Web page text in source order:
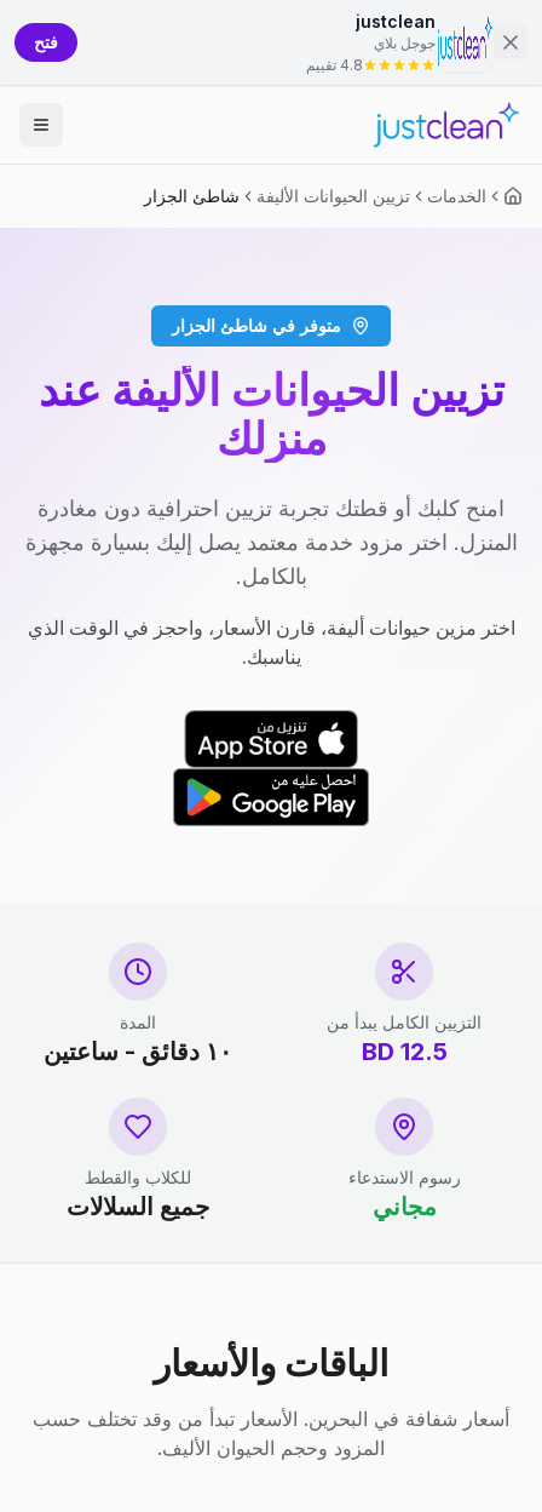
justclean
جوجل بلاي
4.8 تقييم
فتح
الخدمات تزيين الحيوانات الأليفة شاطئ الجزار
متوفر في شاطئ الجزار
تزيين الحيوانات الأليفة عند
منزلك
امنح كلبك أو قطتك تجربة تزيين احترافية دون مغادرة
المنزل. اختر مزود خدمة معتمد يصل إليك بسيارة مجهزة
بالكامل.
اختر مزين حيوانات أليفة، قارن الأسعار، واحجز في الوقت الذي
يناسبك.
التزيين الكامل يبدأ من
12.5
BD
المدة
١٠ دقائق - ساعتين
رسوم الاستدعاء
مجاني
للكلاب والقطط
جميع السلالات
الباقات والأسعار
أسعار شفافة في البحرين. الأسعار تبدأ من وقد تختلف حسب
المزود وحجم الحيوان الأليف.